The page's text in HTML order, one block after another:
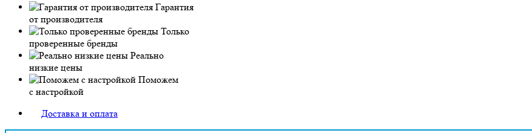
Гарантия
от производителя
Только
проверенные бренды
Реально
низкие цены
Поможем
с настройкой
Доставка и оплата